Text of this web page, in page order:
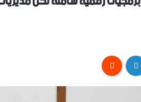
لينكدإن